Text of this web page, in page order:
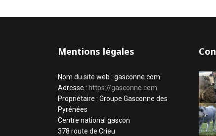
Mentions légales
Nom du site web : gasconne.com
Adresse : https://gasconne.com
Propriétaire : Groupe Gasconne des
Pyrénées
Centre national gascon
378 route de Crieu